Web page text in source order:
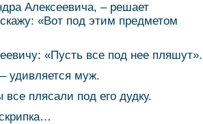
Алексеевича, – решает
«Вот под этим предметом
«Пусть все под нее пляшут».
удивляется муж.
плясали под его дудку.